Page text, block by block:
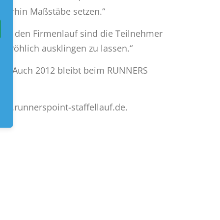
Maßstäbe setzen.“
den Firmenlauf sind die Teilnehmer
fröhlich ausklingen zu lassen.“
Auch 2012 bleibt beim RUNNERS
staffellauf.de.